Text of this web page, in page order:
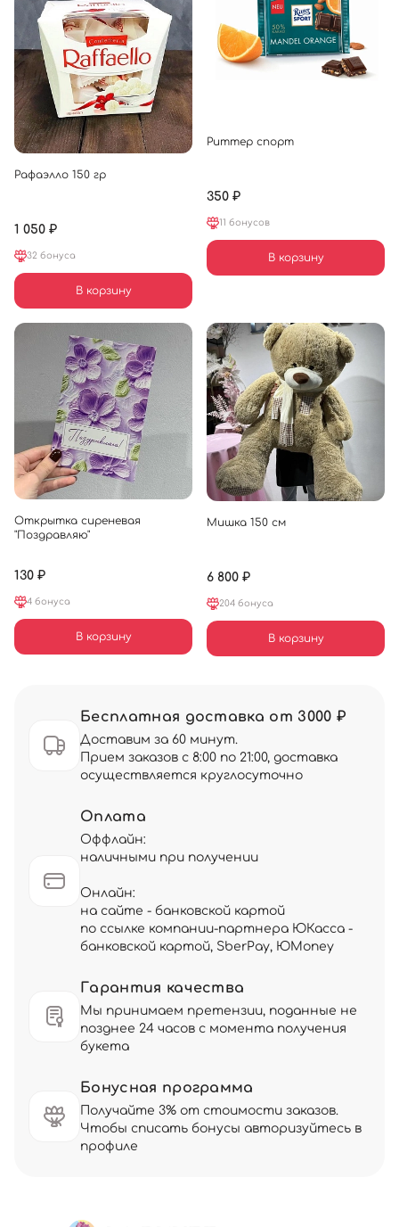
Рафаэлло 150 гр
1 050 ₽
32 бонуса
В корзину
Риттер спорт
350 ₽
11 бонусов
В корзину
Открытка сиреневая
"Поздравляю"
130 ₽
4 бонуса
В корзину
Мишка 150 см
6 800 ₽
204 бонуса
В корзину
Бесплатная доставка от 3000 ₽
Доставим за 60 минут.
Прием заказов с 8:00 по 21:00, доставка
осуществляется круглосуточно
Оплата
Оффлайн:
наличными при получении
Онлайн:
на сайте - банковской картой
по ссылке компании-партнера ЮКасса -
банковской картой, SberPay, ЮMoney
Гарантия качества
Мы принимаем претензии, поданные не
позднее 24 часов с момента получения
букета
Бонусная программа
Получайте 3% от стоимости заказов.
Чтобы списать бонусы авторизуйтесь в
профиле